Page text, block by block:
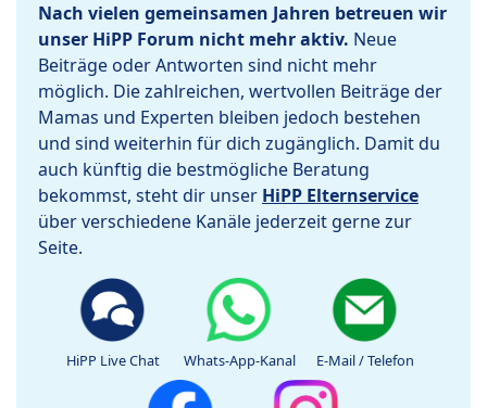
Nach vielen gemeinsamen Jahren betreuen wir
unser HiPP Forum nicht mehr aktiv. Neue
Beiträge oder Antworten sind nicht mehr
möglich. Die zahlreichen, wertvollen Beiträge der
Mamas und Experten bleiben jedoch bestehen
und sind weiterhin für dich zugänglich. Damit du
auch künftig die bestmögliche Beratung
bekommst, steht dir unser HiPP Elternservice
über verschiedene Kanäle jederzeit gerne zur
Seite.
HiPP Live Chat Whats-App-Kanal E-Mail / Telefon